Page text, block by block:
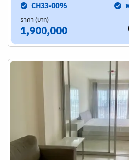
CH33-0096
ราคา (บาท)
1,900,000